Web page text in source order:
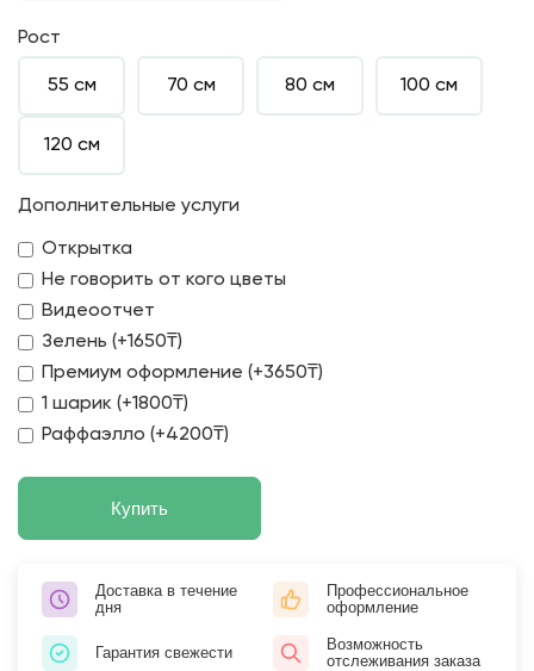
Рост
55 см 70 см 80 см 100 см
120 см
Дополнительные услуги
Открытка
Не говорить от кого цветы
Видеоотчет
Зелень (+1650₸)
Премиум оформление (+3650₸)
1 шарик (+1800₸)
Раффаэлло (+4200₸)
Купить
Доставка в течение
дня
Профессиональное
оформление
Гарантия свежести
Возможность
отслеживания заказа